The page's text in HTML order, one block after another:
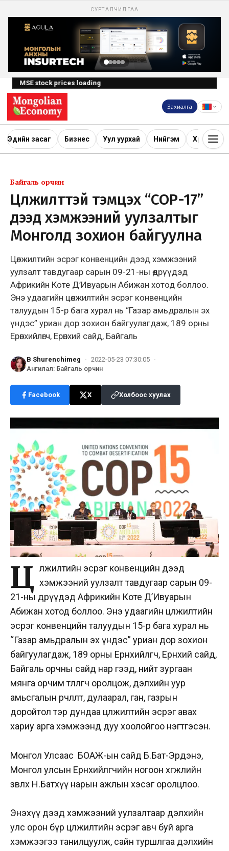
СУРТАЛЧИЛГАА
MSE stock prices loading
Захиалга
Эдийн засаг Бизнес Уул уурхай Нийгэм Хөрөнгө
Байгаль орчин
Цөлжилттэй тэмцэх “СОР-17”
дээд хэмжээний уулзалтыг
Монголд зохион байгуулна
Цөлжилтийн эсрэг конвенцийн дээд хэмжээний
уулзалт тавдугаар сарын 09-21-ны өдрүүдэд
Африкийн Коте Д’Ивуарын Абижан хотод боллоо.
Энэ удаагийн цөлжилтийн эсрэг конвенцийн
талуудын 15-р бага хурал нь “Газар амьдралын эх
үндэс” уриан дор зохион байгуулагдаж, 189 орны
Ерөнхийлөгч, Ерөнхий сайд, Байгаль
B Shurenchimeg · 2022-05-23 07:30:05 ·
Ангилал: Байгаль орчин
Facebook X Холбоос хуулах
Ц өлжилтийн эсрэг конвенцийн дээд
хэмжээний уулзалт тавдугаар сарын 09-
21-ны өдрүүдэд Африкийн Коте Д’Ивуарын
Абижан хотод боллоо. Энэ удаагийн цөлжилтийн
эсрэг конвенцийн талуудын 15-р бага хурал нь
“Газар амьдралын эх үндэс” уриан дор зохион
байгуулагдаж, 189 орны Ерөнхийлөгч, Ерөнхий сайд,
Байгаль орчны сайд нар гээд, нийт зургаан
мянга орчим төлөөлөгч оролцож, дэлхийн уур
амьсгалын өөрчлөлт, дулаарал, ган, газрын
доройтол тэр дундаа цөлжилтийн эсрэг авах
хариу арга хэмжээнд дуу хоолойгоо нэгтгэсэн.
Монгол Улсаас БОАЖ-ын сайд Б.Бат-Эрдэнэ,
Монгол улсын Ерөнхийлөгчийн ногоон хөгжлийн
зөвлөх Н.Батхүү нарын ажлын хэсэг оролцлоо.
Энэхүү дээд хэмжээний уулзалтаар дэлхийн
улс орон бүр цөлжилтийн эсрэг авч буй арга
хэмжээгээ танилцуулж, сайн туршлгаа дэлхийн